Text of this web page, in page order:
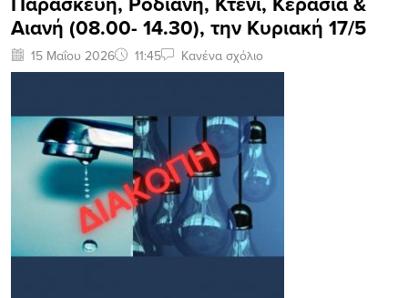
Αιανή (08.00- 14.30), την Κυριακή 17/5
15 Μαΐου 2026 11:45 Κανένα σχόλιο